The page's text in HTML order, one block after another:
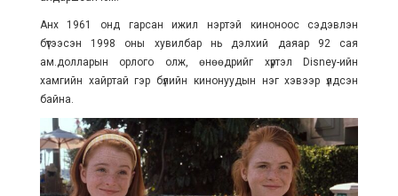
Анх 1961 онд гарсан ижил нэртэй киноноос сэдэвлэн
бүтээсэн 1998 оны хувилбар нь дэлхий даяар 92 сая
ам.долларын орлого олж, өнөөдрийг хүртэл Disney-ийн
хамгийн хайртай гэр бүлийн кинонуудын нэг хэвээр үлдсэн
байна.